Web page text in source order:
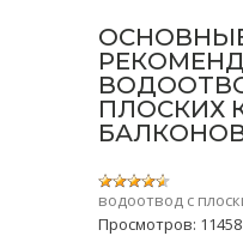
ПЛОСКИХ
водоотвод с
Просмотров: 11458